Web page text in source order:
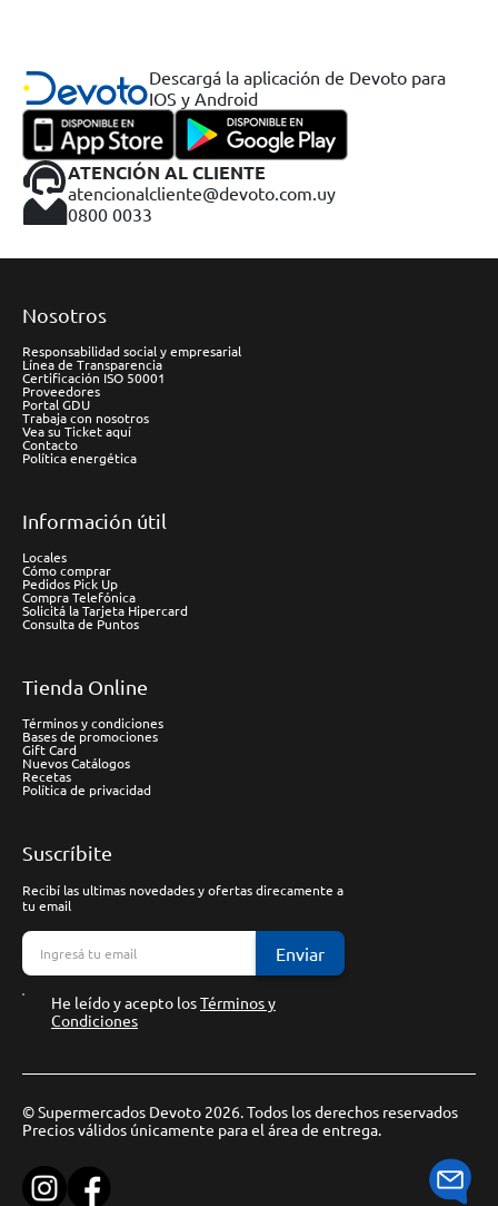
Descargá la aplicación de Devoto para
IOS y Android
ATENCIÓN AL CLIENTE
atencionalcliente@devoto.com.uy
0800 0033
Nosotros
Responsabilidad social y empresarial
Línea de Transparencia
Certificación ISO 50001
Proveedores
Portal GDU
Trabaja con nosotros
Vea su Ticket aquí
Contacto
Política energética
Información útil
Locales
Cómo comprar
Pedidos Pick Up
Compra Telefónica
Solicitá la Tarjeta Hipercard
Consulta de Puntos
Tienda Online
Términos y condiciones
Bases de promociones
Gift Card
Nuevos Catálogos
Recetas
Política de privacidad
Suscríbite
Recibí las ultimas novedades y ofertas direcamente a
tu email
Enviar
He leído y acepto losTérminos y
Condiciones
© Supermercados Devoto 2026. Todos los derechos reservados
Precios válidos únicamente para el área de entrega.